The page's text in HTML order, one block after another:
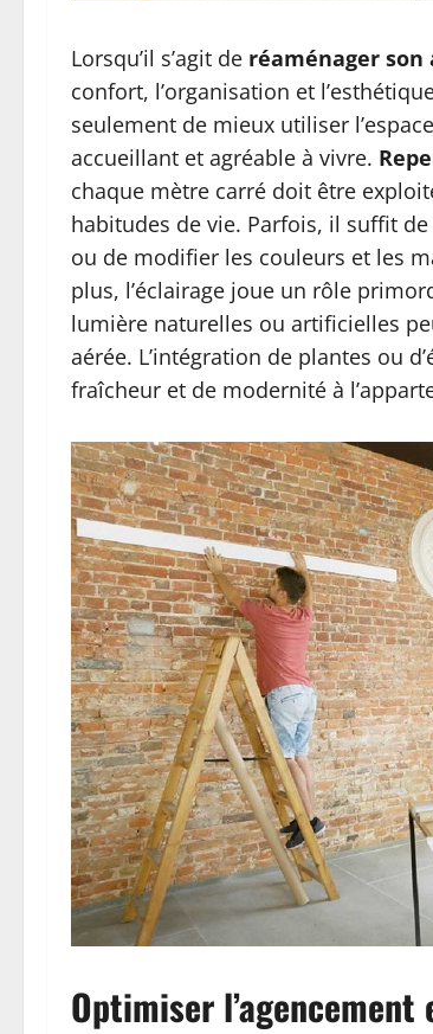
Lorsqu’il s’agit de réaménager
confort, l’organisation et
seulement de mieux utiliser
accueillant et agréable à vivre.
chaque mètre carré doit être
habitudes de vie. Parfois, il suffit
ou de modifier les couleurs et les
plus, l’éclairage joue un rôle
lumière naturelles ou artificielles
aérée. L’intégration de plantes ou
fraîcheur et de modernité à
Optimiser